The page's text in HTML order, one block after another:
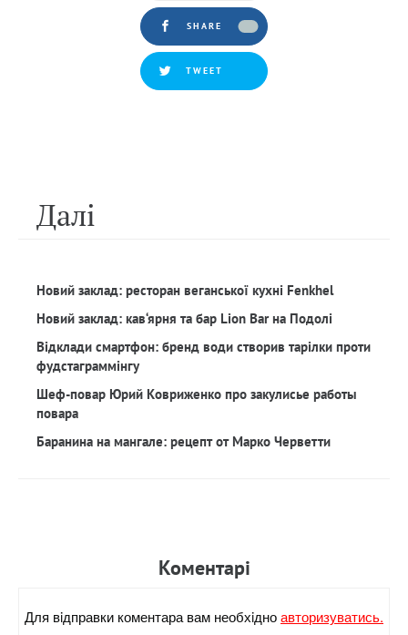
SHARE
TWEET
Далi
Новий заклад: ресторан веганської кухні Fenkhel
Новий заклад: кав‘ярня та бар Lion Bar на Подолі
Відклади смартфон: бренд води створив тарілки проти
фудстаграммінгу
Шеф-повар Юрий Ковриженко про закулисье работы
повара
Баранина на мангале: рецепт от Марко Черветти
Коментарi
Для вiдправки коментара вам необхiдноавторизуватись.